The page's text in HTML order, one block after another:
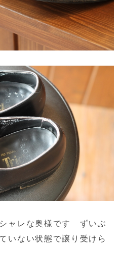
ャレな奥様です ずいぶ
いない状態で譲り受けら